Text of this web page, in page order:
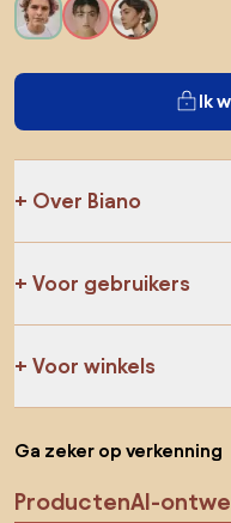
Ik
Over Biano
Voor gebruikers
Voor winkels
Ga zeker op verkenning
ProductenAI-